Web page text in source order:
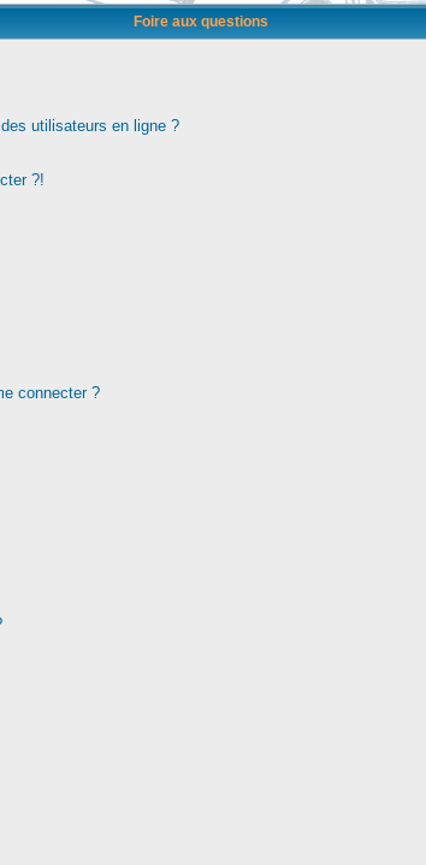
Foire aux questions
utilisateurs en ligne ?
?!
connecter ?